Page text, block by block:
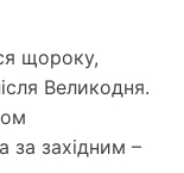
щороку,
Великодня.
за західним –